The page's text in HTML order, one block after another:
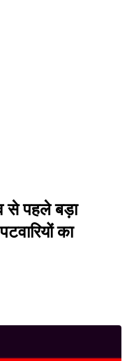
से पहले बड़ा
का